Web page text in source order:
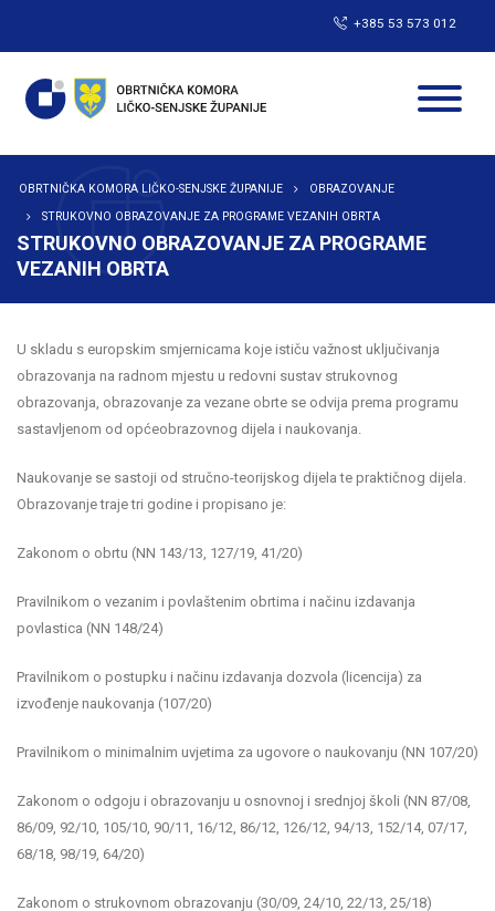
+385 53 573 012
OBRTNIČKA KOMORA LIČKO-SENJSKE ŽUPANIJE
OBRAZOVANJE
STRUKOVNO OBRAZOVANJE ZA PROGRAME VEZANIH OBRTA
STRUKOVNO OBRAZOVANJE ZA PROGRAME
VEZANIH OBRTA
U skladu s europskim smjernicama koje ističu važnost uključivanja
obrazovanja na radnom mjestu u redovni sustav strukovnog
obrazovanja, obrazovanje za vezane obrte se odvija prema programu
sastavljenom od općeobrazovnog dijela i naukovanja.
Naukovanje se sastoji od stručno-teorijskog dijela te praktičnog dijela.
Obrazovanje traje tri godine i propisano je:
Zakonom o obrtu (NN 143/13, 127/19, 41/20)
Pravilnikom o vezanim i povlaštenim obrtima i načinu izdavanja
povlastica (NN 148/24)
Pravilnikom o postupku i načinu izdavanja dozvola (licencija) za
izvođenje naukovanja (107/20)
Pravilnikom o minimalnim uvjetima za ugovore o naukovanju (NN 107/20)
Zakonom o odgoju i obrazovanju u osnovnoj i srednjoj školi (NN 87/08,
86/09, 92/10, 105/10, 90/11, 16/12, 86/12, 126/12, 94/13, 152/14, 07/17,
68/18, 98/19, 64/20)
Zakonom o strukovnom obrazovanju (30/09, 24/10, 22/13, 25/18)